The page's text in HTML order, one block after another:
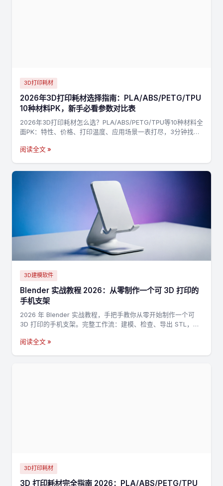
3D打印耗材
2026年3D打印耗材选择指南：PLA/ABS/PETG/TPU
10种材料PK，新手必看参数对比表
2026年3D打印耗材怎么选？PLA/ABS/PETG/TPU等10种材料全
面PK：特性、价格、打印温度、应用场景一表打尽，3分钟找到
阅读全文 »
3D建模软件
Blender 实战教程 2026：从零制作一个可 3D 打印的
手机支架
2026 年 Blender 实战教程，手把手教你从零开始制作一个可
3D 打印的手机支架。完整工作流：建模、检查、导出 STL，适
阅读全文 »
3D打印耗材
3D 打印耗材完全指南 2026：PLA/ABS/PETG/TPU